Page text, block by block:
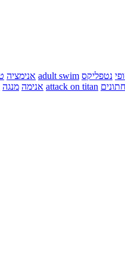
נטפליקס adult swim אנימציה
attack on titan אנימה מנגה